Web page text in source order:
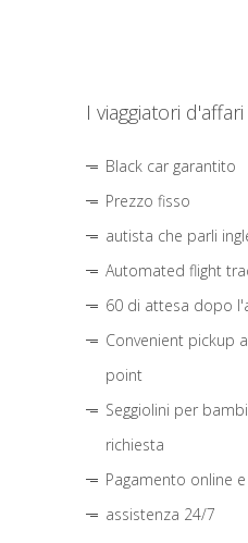
I viaggiatori
Black car garantito
Prezzo fisso
autista che parli
Automated flight
60 di attesa dopo
Convenient pickup
point
Seggiolini per
richiesta
Pagamento online
assistenza 24/7